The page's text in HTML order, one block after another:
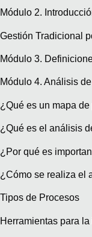
Módulo 2.
Gestión Tradicional
Módulo 3.
Módulo 4. Análisis
¿Qué es un mapa
¿Qué es el análisis
¿Por qué es
¿Cómo se realiza el
Tipos de Procesos
Herramientas para